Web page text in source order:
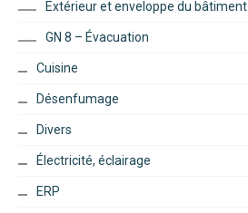
Extérieur et enveloppe du bâtiment
GN 8 – Évacuation
Cuisine
Désenfumage
Divers
Électricité, éclairage
ERP